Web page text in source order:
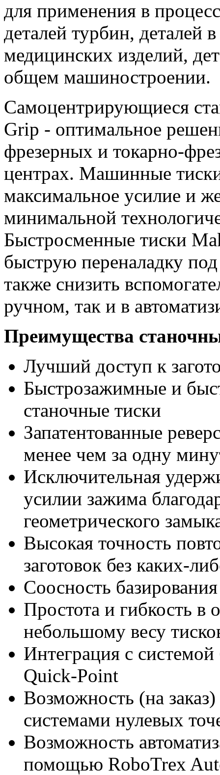
для применения в
деталей турбин, деталей
медицинских изделий,
общем машиностроении.
Самоцентрирующиеся
Grip - оптимальное
фрезерных и токарно-
центрах. Машинные
максимальное усилие и
минимальной
Быстросменные тиски
быструю переналадку
также снизить
ручном, так и в
Преимущества
Лучший доступ к
Быстрозажимные и
станочные тиски
Запатентованные
менее чем за одну
Исключительная
усилии зажима
геометрического
Высокая точность
заготовок без каких-
Соосность
Простота и гибкость в
небольшому весу
Интеграция с
Quick-Point
Возможность (на
системами нулевых
Возможность
помощью RoboTrex